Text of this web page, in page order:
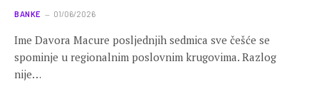
BANKE 01/06/2026
Ime Davora Macure posljednjih sedmica sve češće se
spominje u regionalnim poslovnim krugovima. Razlog
nije…